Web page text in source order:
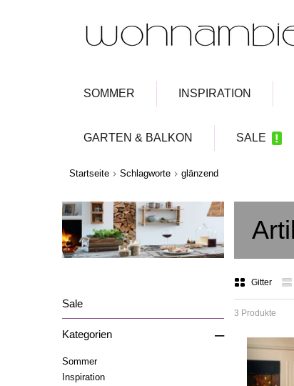
SOMMER INSPIRATION
GARTEN & BALKON SALE
Startseite Schlagworte glänzend
Gitter
3 Produkte
Sale
Kategorien –
Sommer
Inspiration